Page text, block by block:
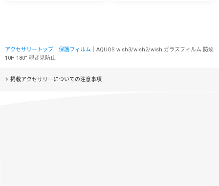
アクセサリートップ 保護フィルム ｜AQUOS wish3/wish2/wish ガラスフィルム 防埃
10H 180° 覗き見防止
掲載アクセサリーについての注意事項